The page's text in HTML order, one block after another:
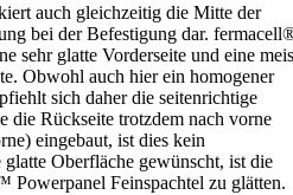
auch gleichzeitig die Mitte der
bei der Befestigung dar.
sehr glatte Vorderseite und eine
Obwohl auch hier ein homogener
sich daher die seitenrichtige
die Rückseite trotzdem nach vorne
eingebaut, ist dies kein
Oberfläche gewünscht, ist die
Powerpanel Feinspachtel zu glätten.